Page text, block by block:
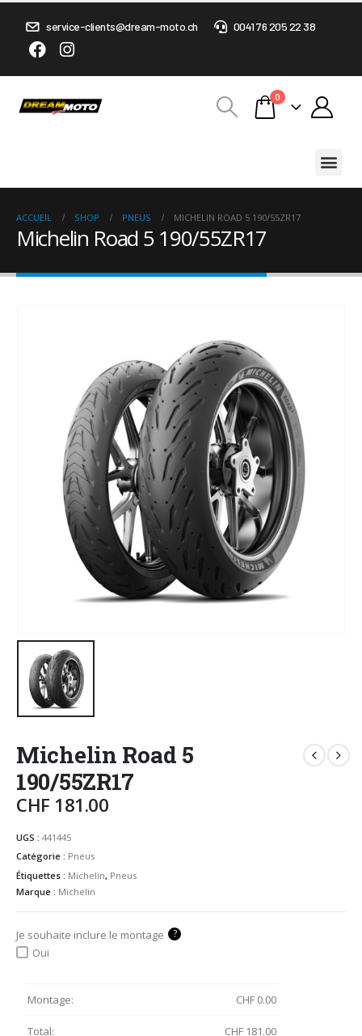
service-clients@dream-moto.ch 0041 76 205 22 38
0
ACCUEIL SHOP PNEUS MICHELIN ROAD 5 190/55ZR17
Michelin Road 5 190/55ZR17
Michelin Road 5
190/55ZR17
CHF 181.00
UGS : 441445
Catégorie : Pneus
Étiquettes : Michelin, Pneus
Marque : Michelin
Je souhaite inclure le montage ?
Oui
Montage: CHF 0.00
Total: CHF 181.00